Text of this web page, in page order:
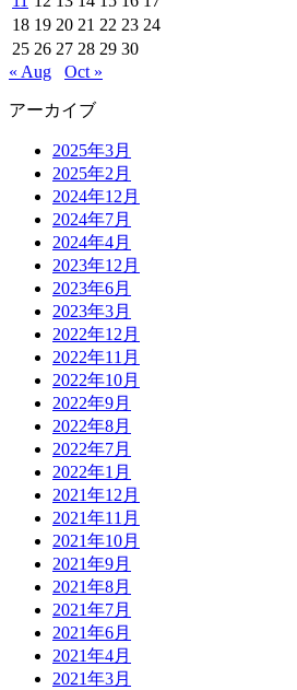
18 19 20 21 22 23 24
25 26 27 28 29 30
« Aug
Oct »
アーカイブ
2025年3月
2025年2月
2024年12月
2024年7月
2024年4月
2023年12月
2023年6月
2023年3月
2022年12月
2022年11月
2022年10月
2022年9月
2022年8月
2022年7月
2022年1月
2021年12月
2021年11月
2021年10月
2021年9月
2021年8月
2021年7月
2021年6月
2021年4月
2021年3月